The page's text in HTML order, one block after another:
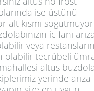
ise üstünü
alt kısmı
ic fanı arıza
veya
olabilir tecrübeli
altus
yerinde arıza